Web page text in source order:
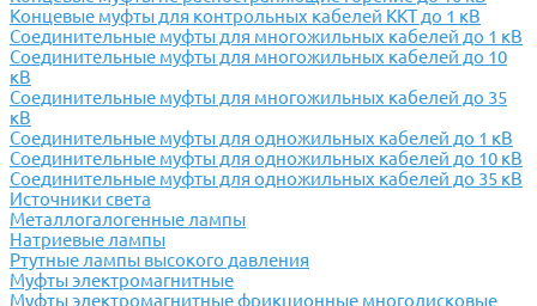
Концевые муфты для контрольных кабелей ККТ до 1 кВ
Соединительные муфты для многожильных кабелей до 1 кВ
Соединительные муфты для многожильных кабелей до 10
кВ
Соединительные муфты для многожильных кабелей до 35
кВ
Соединительные муфты для одножильных кабелей до 1 кВ
Соединительные муфты для одножильных кабелей до 10 кВ
Соединительные муфты для одножильных кабелей до 35 кВ
Источники света
Металлогалогенные лампы
Натриевые лампы
Ртутные лампы высокого давления
Муфты электромагнитные
Муфты электромагнитные фрикционные многодисковые